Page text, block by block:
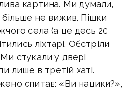
картина. Ми думали,
не вижив. Пішки
села (а це десь 20
ліхтарі. Обстріли
стукали у двері
лише в третій хаті.
спитав: «Ви нацики?»,